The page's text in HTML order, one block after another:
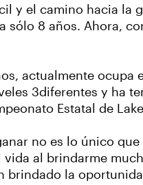
y el camino hacia la
sólo 8 años. Ahora,
actualmente
3diferentes y ha
Estatal de
no es lo único
al brindarme
brindado la